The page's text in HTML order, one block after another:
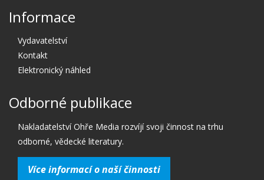
Informace
Vydavatelství
Kontakt
Elektronický náhled
Odborné publikace
Nakladatelství Ohře Media rozvíjí svoji činnost na trhu
odborné, vědecké literatury.
Více informací o naší činnosti